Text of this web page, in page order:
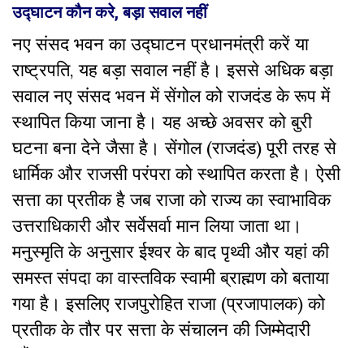
उद्घाटन कौन करे, बड़ा सवाल नहीं
नए संसद भवन का उद्घाटन प्रधानमंत्री करें या
राष्ट्रपति, यह बड़ा सवाल नहीं है। इससे अधिक बड़ा
सवाल नए संसद भवन में सेंगोल को राजदंड के रूप में
स्थापित किया जाना है। यह अच्छे अवसर को बुरी
घटना बना देने जैसा है। सेंगोल (राजदंड) पूरी तरह से
धार्मिक और राजसी परंपरा को स्थापित करता है। ऐसी
सत्ता का प्रतीक है जब राजा को राज्य का स्वाभाविक
उत्तराधिकारी और सर्वेसर्वा मान लिया जाता था।
मनुस्मृति के अनुसार ईश्वर के बाद पृथ्वी और यहां की
समस्त संपदा का वास्तविक स्वामी ब्राह्मण को बताया
गया है। इसलिए राजपुरोहित राजा (प्रजापालक) को
प्रतीक के तौर पर सत्ता के संचालन की जिम्मेदारी